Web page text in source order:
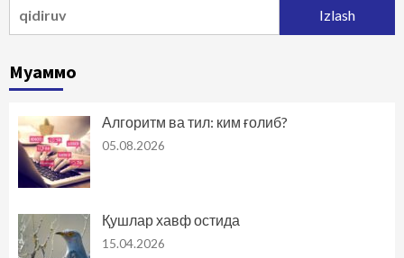
Муаммо
Алгоритм ва тил: ким ғолиб?
05.08.2026
Қушлар хавф остида
15.04.2026